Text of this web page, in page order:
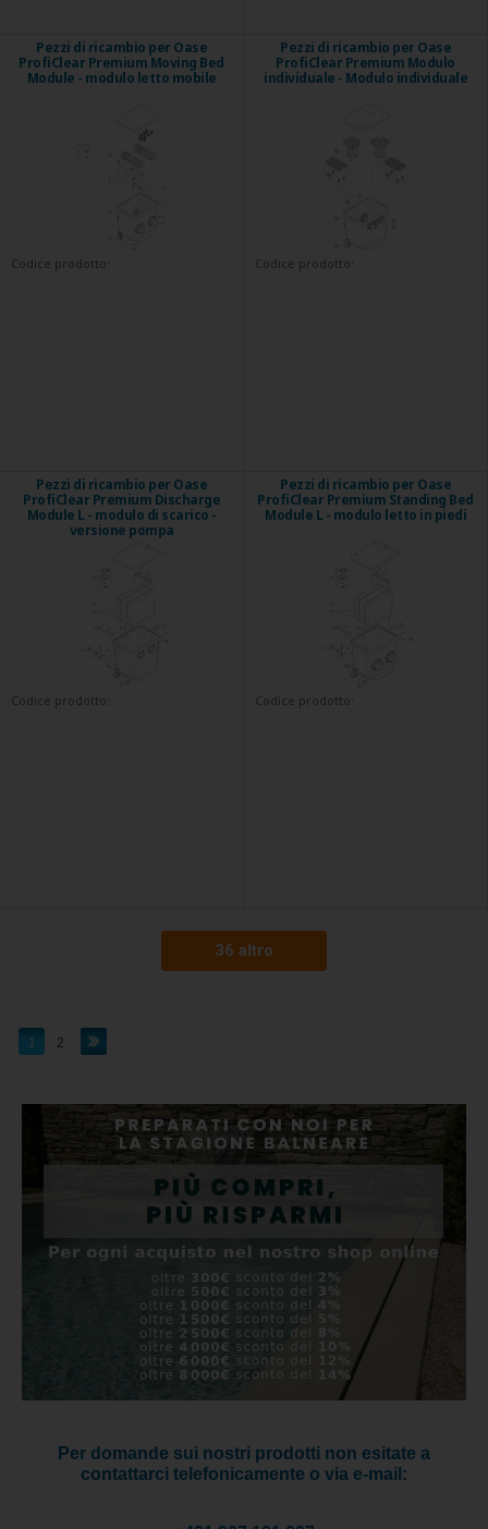
Pezzi di ricambio per Oase
ProfiClear Premium Moving Bed
Module - modulo letto mobile
Codice prodotto:
Pezzi di ricambio per Oase
ProfiClear Premium Modulo
individuale - Modulo individuale
Codice prodotto:
Pezzi di ricambio per Oase
ProfiClear Premium Discharge
Module L - modulo di scarico -
versione pompa
Codice prodotto:
Pezzi di ricambio per Oase
ProfiClear Premium Standing Bed
Module L - modulo letto in piedi
Codice prodotto:
36 altro
1 2
Per domande sui nostri prodotti non esitate a
contattarci telefonicamente o via e-mail: